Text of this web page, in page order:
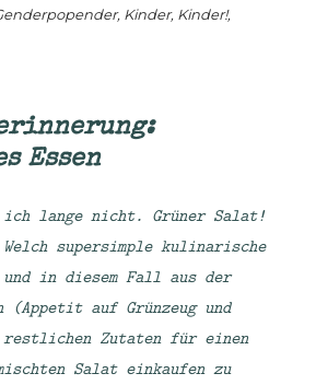
, Kinder, Kinder!,
Essen
ich lange nicht. Grüner Salat!
supersimple kulinarische
und in diesem Fall aus der
(Appetit auf Grünzeug und
Zutaten für einen
Salat einkaufen zu